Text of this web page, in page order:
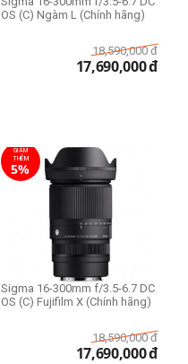
OS (C) Ngàm L (Chính hãng)
18,590,000 đ
17,690,000đ
GIẢM
THÊM
5%
Sigma 16-300mm f/3.5-6.7 DC
OS (C) Fujifilm X (Chính hãng)
18,590,000 đ
17,690,000đ